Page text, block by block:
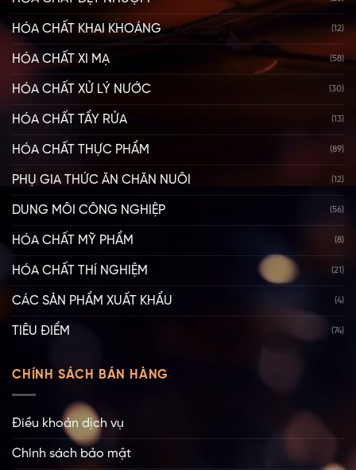
HÓA CHẤT KHAI KHOÁNG (12)
HÓA CHẤT XI MẠ (58)
HÓA CHẤT XỬ LÝ NƯỚC (30)
HÓA CHẤT TẨY RỬA (13)
HÓA CHẤT THỰC PHẨM (89)
PHỤ GIA THỨC ĂN CHĂN NUÔI (12)
DUNG MÔI CÔNG NGHIỆP (56)
HÓA CHẤT MỸ PHẨM (8)
HÓA CHẤT THÍ NGHIỆM (21)
CÁC SẢN PHẨM XUẤT KHẨU (4)
TIÊU ĐIỂM (74)
CHÍNH SÁCH BÁN HÀNG
Điều khoản dịch vụ
Chính sách bảo mật